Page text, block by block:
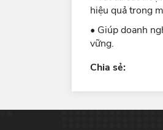
hiệu quả trong
• Giúp doanh
vững.
Chia sẻ: